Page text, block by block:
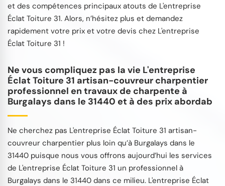
et des compétences principaux atouts de L'entreprise
Éclat Toiture 31. Alors, n’hésitez plus et demandez
rapidement votre prix et votre devis chez L'entreprise
Éclat Toiture 31 !
Ne vous compliquez pas la vie L'entreprise
Éclat Toiture 31 artisan-couvreur charpentier
professionnel en travaux de charpente à
Burgalays dans le 31440 et à des prix abordab
Ne cherchez pas L'entreprise Éclat Toiture 31 artisan-
couvreur charpentier plus loin qu’à Burgalays dans le
31440 puisque nous vous offrons aujourd’hui les services
de L'entreprise Éclat Toiture 31 un professionnel à
Burgalays dans le 31440 dans ce milieu. L'entreprise Éclat